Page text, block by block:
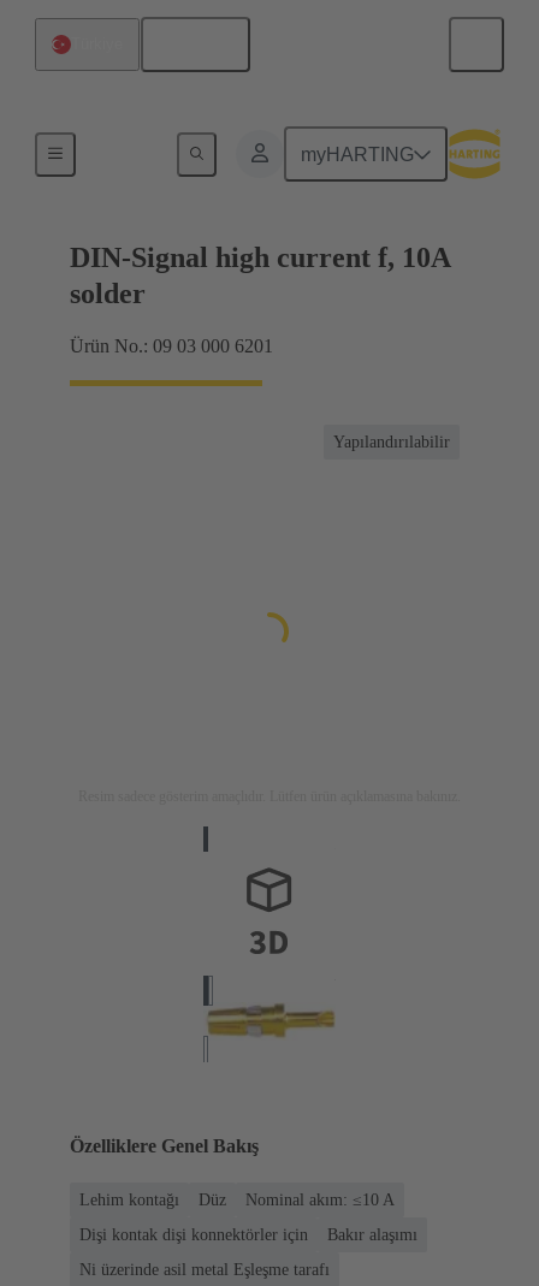
myHARTING
DIN-Signal high current f, 10A
solder
Ürün No.: 09 03 000 6201
Yapılandırılabilir
Özelliklere Genel Bakış
Lehim kontağı Düz
Nominal akım: ≤10 A
Dişi kontak dişi konnektörler için
Bakır alaşımı
Ni üzerinde asil metal Eşleşme tarafı